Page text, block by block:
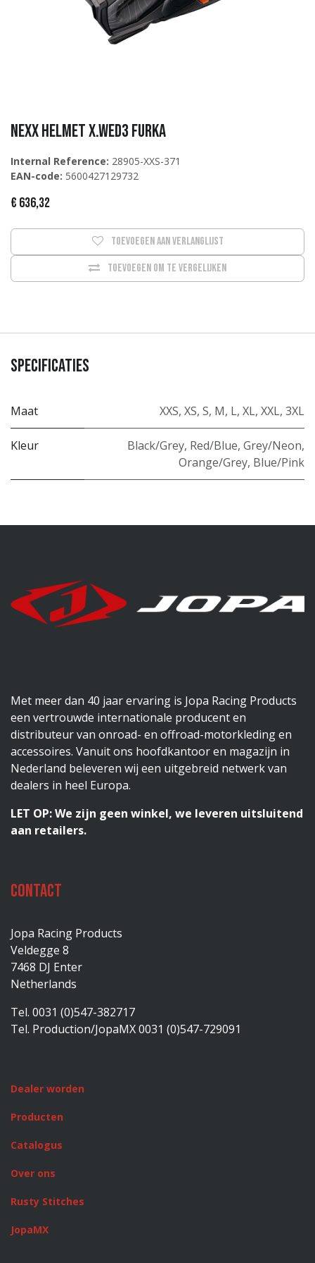
NEXX Helmet X.WED3 FURKA
Internal Reference: 28905-XXS-371
EAN-code: 5600427129732
€ 636,32
Toevoegen om te vergelijken
Toevoegen aan verlanglijst
Specificaties
Maat XXS, XS, S, M, L, XL, XXL, 3XL
Kleur Black/Grey, Red/Blue, Grey/Neon,
Orange/Grey, Blue/Pink
Met meer dan 40 jaar ervaring is Jopa Racing Products
een vertrouwde internationale producent en
distributeur van onroad- en offroad-motorkleding en
accessoires. Vanuit ons hoofdkantoor en magazijn in
Nederland beleveren wij een uitgebreid netwerk van
dealers in heel Europa.
LET OP: We zijn geen winkel, we leveren uitsluitend
aan retailers.
Contact
Jopa Racing Products
Veldegge 8
7468 DJ Enter
Netherlands
Tel. 0031 (0)547-382717
Tel. Production/JopaMX 0031 (0)547-729091
Dealer worden
Producten
Catalogus
Over ons
Rusty Stitches
JopaMX